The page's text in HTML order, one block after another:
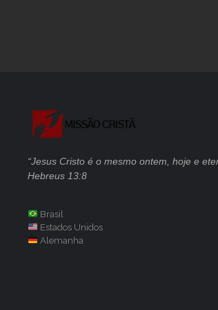
“Jesus Cristo é o mesmo ontem, hoje e
Hebreus 13:8
Brasil
Estados Unidos
Alemanha